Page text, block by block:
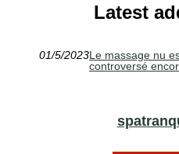
Latest
01/5/2023Le massage nu
controversé